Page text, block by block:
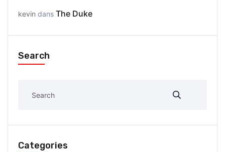
kevin dans The Duke
Search
Categories